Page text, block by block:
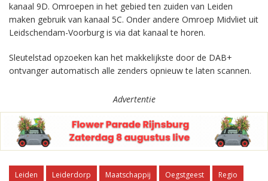
kanaal 9D. Omroepen in het gebied ten zuiden van Leiden
maken gebruik van kanaal 5C. Onder andere Omroep Midvliet uit
Leidschendam-Voorburg is via dat kanaal te horen.
Sleutelstad opzoeken kan het makkelijkste door de DAB+
ontvanger automatisch alle zenders opnieuw te laten scannen.
Advertentie
Leiden Leiderdorp Maatschappij Oegstgeest
Regio